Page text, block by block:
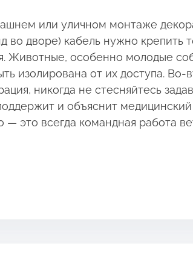
или уличном монтаже
во дворе) кабель нужно крепить
Животные, особенно молодые
изолирована от их доступа. Во-
никогда не стесняйтесь
и объяснит
— это всегда командная работа